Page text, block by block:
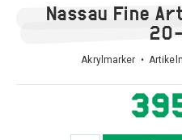
Nassau Fine
Akrylmarker •